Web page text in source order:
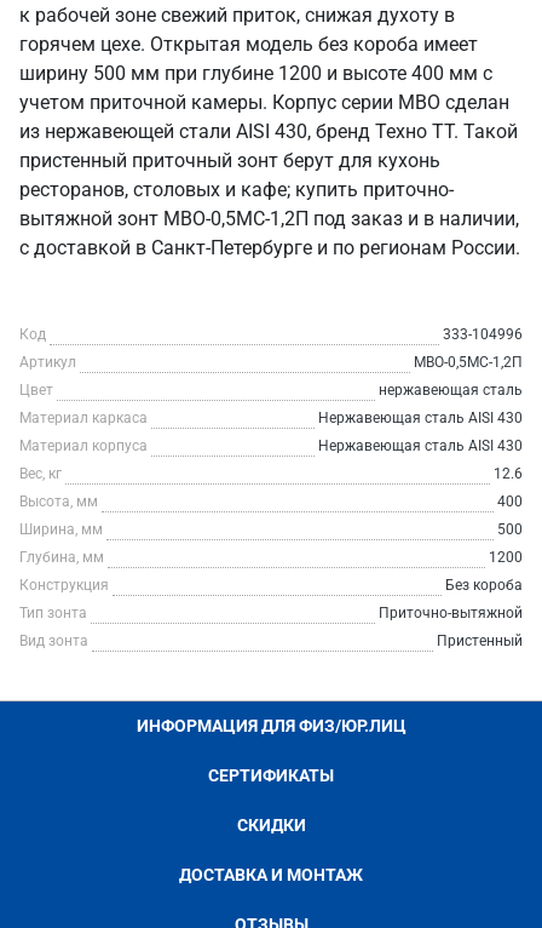
к рабочей зоне свежий приток, снижая духоту в
горячем цехе. Открытая модель без короба имеет
ширину 500 мм при глубине 1200 и высоте 400 мм с
учетом приточной камеры. Корпус серии МВО сделан
из нержавеющей стали AISI 430, бренд Техно ТТ. Такой
пристенный приточный зонт берут для кухонь
ресторанов, столовых и кафе; купить приточно-
вытяжной зонт МВО-0,5МС-1,2П под заказ и в наличии,
с доставкой в Санкт‑Петербурге и по регионам России.
Код
333-104996
Артикул
МВО-0,5МС-1,2П
Цвет
нержавеющая сталь
Материал каркаса
Нержавеющая сталь AISI 430
Материал корпуса
Нержавеющая сталь AISI 430
Вес, кг
12.6
Высота, мм
400
Ширина, мм
500
Глубина, мм
1200
Конструкция
Без короба
Тип зонта
Приточно-вытяжной
Вид зонта
Пристенный
ИНФОРМАЦИЯ ДЛЯ ФИЗ/ЮР.ЛИЦ
СЕРТИФИКАТЫ
СКИДКИ
ДОСТАВКА И МОНТАЖ